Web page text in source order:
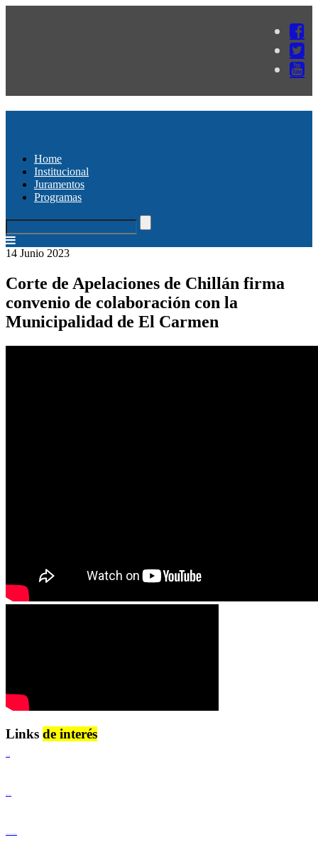
Home
Institucional
Juramentos
Programas
14 Junio 2023
Corte de Apelaciones de Chillán firma
convenio de colaboración con la
Municipalidad de El Carmen
Links de interés